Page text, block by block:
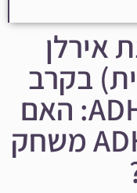
אירלן
בקרב
מאובחנים עם ADHD: האם
אבחון שגוי של ADHD משחק